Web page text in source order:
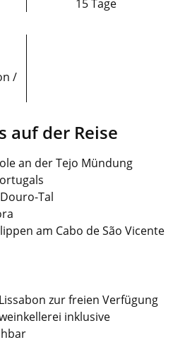
15 Tage
/
auf der Reise
an der Tejo Mündung
Tal
am Cabo de São Vicente
zur freien Verfügung
inklusive